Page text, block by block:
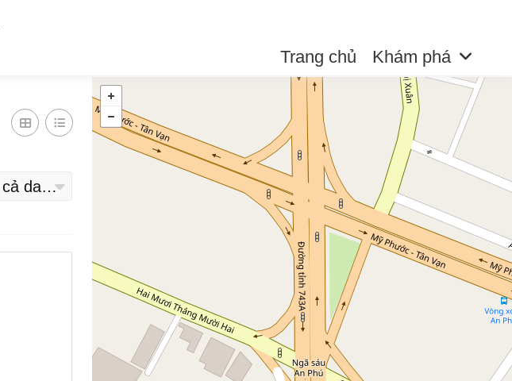
Trang chủ Khám phá
Tất cả danh mục